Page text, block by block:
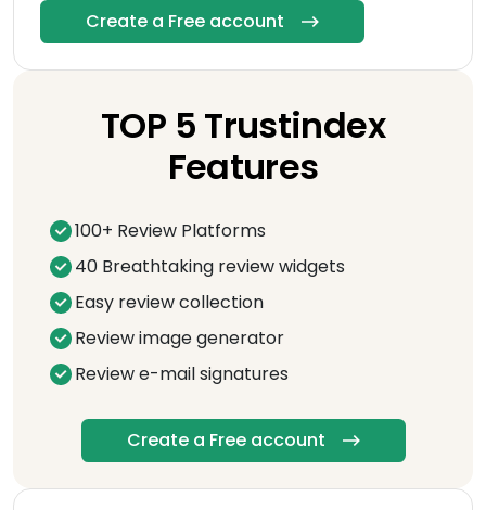
Create a Free account
TOP 5 Trustindex
Features
100+ Review Platforms
40 Breathtaking review widgets
Easy review collection
Review image generator
Review e-mail signatures
Create a Free account